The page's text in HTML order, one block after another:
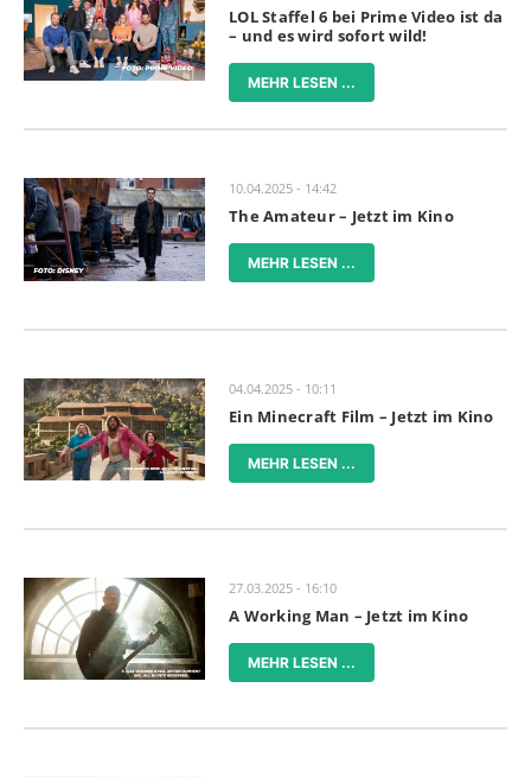
LOL Staffel 6 bei Prime Video ist da
– und es wird sofort wild!
MEHR LESEN ...
10.04.2025 - 14:42
The Amateur – Jetzt im Kino
MEHR LESEN ...
04.04.2025 - 10:11
Ein Minecraft Film – Jetzt im Kino
MEHR LESEN ...
27.03.2025 - 16:10
A Working Man – Jetzt im Kino
MEHR LESEN ...